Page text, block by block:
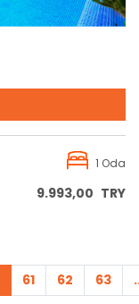
1 Oda
9.993,00 TRY
61 62 63